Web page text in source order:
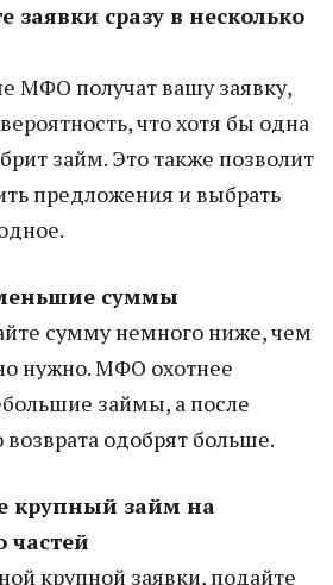
заявки сразу в несколько
МФО получат вашу заявку,
что хотя бы одна
займ. Это также позволит
предложения и выбрать
суммы
сумму немного ниже, чем
нужно. МФО охотнее
займы, а после
одобрят больше.
крупный займ на
частей
крупной заявки, подайте